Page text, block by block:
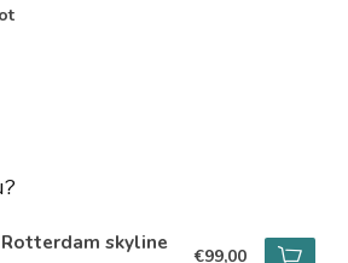
skyline
€99,00